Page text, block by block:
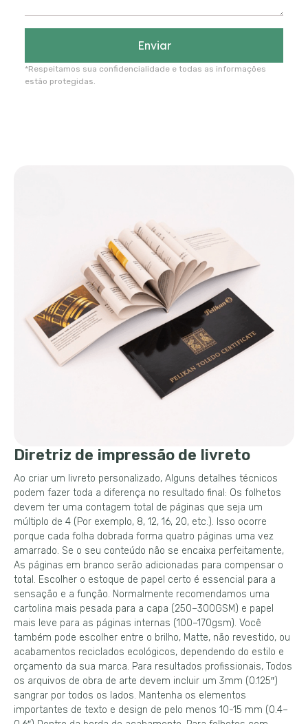
Enviar
*Respeitamos sua confidencialidade e todas as informações
estão protegidas.
Diretriz de impressão de livreto
Ao criar um livreto personalizado, Alguns detalhes técnicos
podem fazer toda a diferença no resultado final: Os folhetos
devem ter uma contagem total de páginas que seja um
múltiplo de 4 (Por exemplo, 8, 12, 16, 20, etc.). Isso ocorre
porque cada folha dobrada forma quatro páginas uma vez
amarrado. Se o seu conteúdo não se encaixa perfeitamente,
As páginas em branco serão adicionadas para compensar o
total. Escolher o estoque de papel certo é essencial para a
sensação e a função. Normalmente recomendamos uma
cartolina mais pesada para a capa (250–300GSM) e papel
mais leve para as páginas internas (100–170gsm). Você
também pode escolher entre o brilho, Matte, não revestido, ou
acabamentos reciclados ecológicos, dependendo do estilo e
orçamento da sua marca. Para resultados profissionais, Todos
os arquivos de obra de arte devem incluir um 3mm (0.125″)
sangrar por todos os lados. Mantenha os elementos
importantes de texto e design de pelo menos 10-15 mm (0.4–